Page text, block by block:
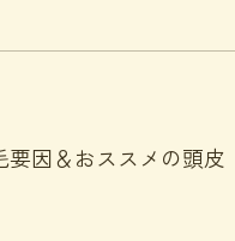
因＆おススメの頭皮